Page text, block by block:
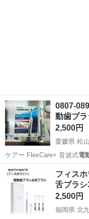
0807-
動歯ブ
2,500円
愛媛県 松
ケアー FlexCare+ 音波式電
愛媛
フィスホ
舌ブラシ
2,500円
福岡県 北